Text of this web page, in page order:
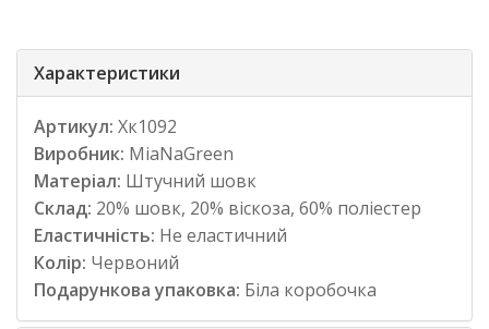
Характеристики
Артикул: Хк1092
Виробник: MiaNaGreen
Матеріал: Штучний шовк
Склад: 20% шовк, 20% віскоза, 60% поліестер
Еластичність: Не еластичний
Колір: Червоний
Подарункова упаковка: Біла коробочка